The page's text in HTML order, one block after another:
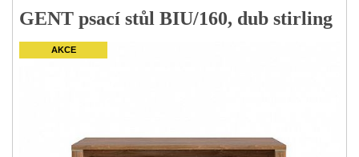
GENT psací stůl BIU/160, dub stirling
AKCE